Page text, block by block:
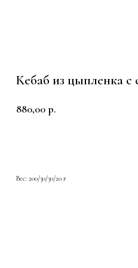
Кебаб из цыпленка с
880,00 р.
Вес: 200/30/30/20 г